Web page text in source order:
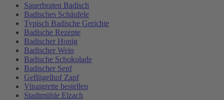
Sauerbraten Badisch
Badisches Schäufele
Typisch Badische Gerichte
Badische Rezepte
Badischer Honig
Badischer Wein
Badische Schokolade
Badischer Senf
Geflügelhof Zapf
Vinaigrette bestellen
Stadtmühle Elzach